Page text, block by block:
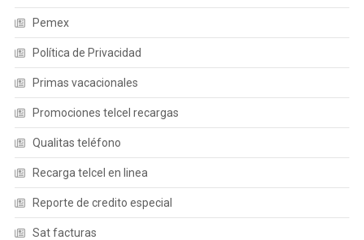
Pemex
Política de Privacidad
Primas vacacionales
Promociones telcel recargas
Qualitas teléfono
Recarga telcel en linea
Reporte de credito especial
Sat facturas